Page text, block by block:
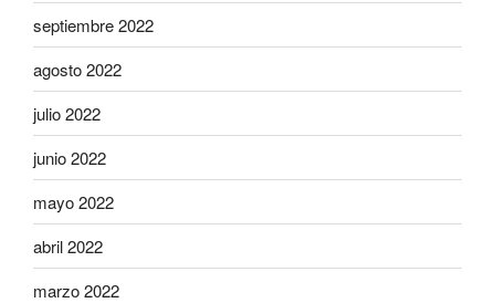
septiembre 2022
agosto 2022
julio 2022
junio 2022
mayo 2022
abril 2022
marzo 2022